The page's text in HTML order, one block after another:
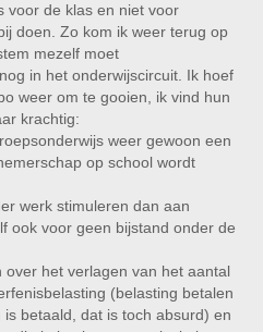
voor de klas en niet voor
doen. Zo kom ik weer terug op
mezelf moet
in het onderwijscircuit. Ik hoef
weer om te gooien, ik vind hun
krachtig:
weer gewoon een
op school wordt
werk stimuleren dan aan
ook voor geen bijstand onder de
het verlagen van het aantal
(belasting betalen
betaald, dat is toch absurd) en